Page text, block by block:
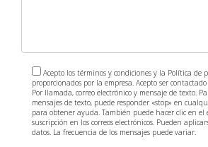
compradores foráneos en el sur de
acuerdo con elPerfil 2024 de
Internacionales de Vivienda de
📄 Acceso al informe:
https://bit.ly/25MiamiGlobalStudy
Acepto los términos y condiciones y la Política de
proporcionados por la empresa. Acepto ser
Por llamada, correo electrónico y mensaje de texto.
mensajes de texto, puede responder «stop» en
para obtener ayuda. También puede hacer clic en el
suscripción en los correos electrónicos. Pueden
datos. La frecuencia de los mensajes puede variar.